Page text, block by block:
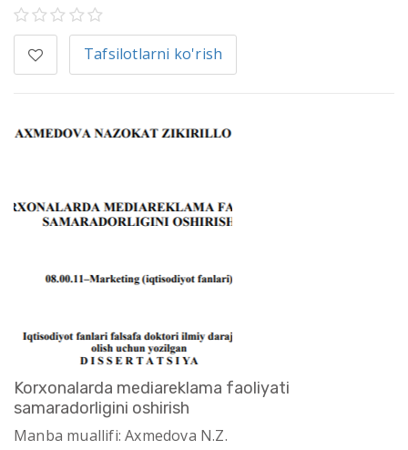
Tafsilotlarni ko'rish
Korxonalarda mediareklama faoliyati
samaradorligini oshirish
Manba muallifi: Axmedova N.Z.